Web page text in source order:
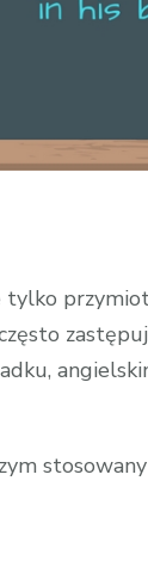
tylko